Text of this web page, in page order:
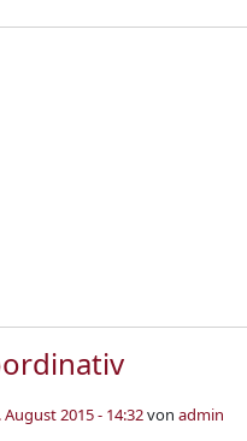
August 2015 - 14:32von admin